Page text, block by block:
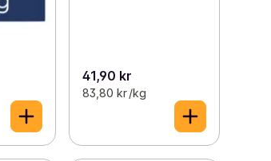
41,90 kr
83,80 kr /kg